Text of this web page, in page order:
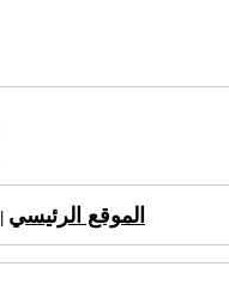
الموقع الرئيسي